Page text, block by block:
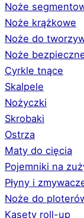
Noże
Noże krążkowe
Noże do
Noże
Cyrkle tnące
Skalpele
Nożyczki
Skrobaki
Ostrza
Maty do cięcia
Pojemniki na
Płyny i
Noże do
Kasety roll-up